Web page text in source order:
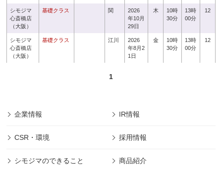
シモジマ
心斎橋店
（大阪）
基礎クラス 関
2026
年10月
29日
木
10時
30分
13時
00分
12
シモジマ
心斎橋店
（大阪）
基礎クラス 江川
2026
年8月2
1日
金
10時
30分
13時
00分
12
1
企業情報 IR情報
CSR・環境 採用情報
シモジマのできること 商品紹介